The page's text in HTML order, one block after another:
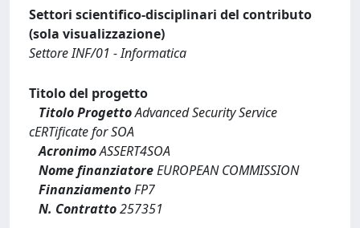
Settori scientifico-disciplinari del contributo
(sola visualizzazione)
Settore INF/01 - Informatica
Titolo del progetto
Titolo ProgettoAdvanced Security Service
cERTificate for SOA
AcronimoASSERT4SOA
Nome finanziatoreEUROPEAN COMMISSION
FinanziamentoFP7
N. Contratto257351